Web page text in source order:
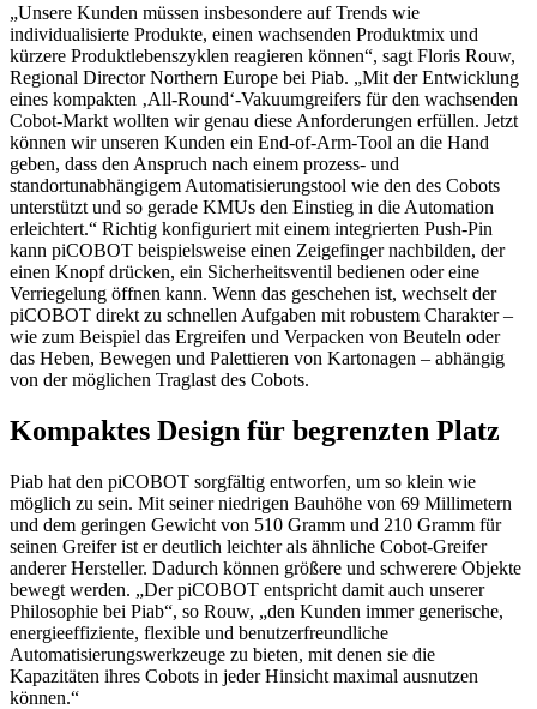
„Unsere Kunden müssen insbesondere auf Trends wie
individualisierte Produkte, einen wachsenden Produktmix und
kürzere Produktlebenszyklen reagieren können“, sagt Floris Rouw,
Regional Director Northern Europe bei Piab. „Mit der Entwicklung
eines kompakten ‚All-Round‘-Vakuumgreifers für den wachsenden
Cobot-Markt wollten wir genau diese Anforderungen erfüllen. Jetzt
können wir unseren Kunden ein End-of-Arm-Tool an die Hand
geben, dass den Anspruch nach einem prozess- und
standortunabhängigem Automatisierungstool wie den des Cobots
unterstützt und so gerade KMUs den Einstieg in die Automation
erleichtert.“ Richtig konfiguriert mit einem integrierten Push-Pin
kann piCOBOT beispielsweise einen Zeigefinger nachbilden, der
einen Knopf drücken, ein Sicherheitsventil bedienen oder eine
Verriegelung öffnen kann. Wenn das geschehen ist, wechselt der
piCOBOT direkt zu schnellen Aufgaben mit robustem Charakter –
wie zum Beispiel das Ergreifen und Verpacken von Beuteln oder
das Heben, Bewegen und Palettieren von Kartonagen – abhängig
von der möglichen Traglast des Cobots.
Kompaktes Design für begrenzten Platz
Piab hat den piCOBOT sorgfältig entworfen, um so klein wie
möglich zu sein. Mit seiner niedrigen Bauhöhe von 69 Millimetern
und dem geringen Gewicht von 510 Gramm und 210 Gramm für
seinen Greifer ist er deutlich leichter als ähnliche Cobot-Greifer
anderer Hersteller. Dadurch können größere und schwerere Objekte
bewegt werden. „Der piCOBOT entspricht damit auch unserer
Philosophie bei Piab“, so Rouw, „den Kunden immer generische,
energieeffiziente, flexible und benutzerfreundliche
Automatisierungswerkzeuge zu bieten, mit denen sie die
Kapazitäten ihres Cobots in jeder Hinsicht maximal ausnutzen
können.“